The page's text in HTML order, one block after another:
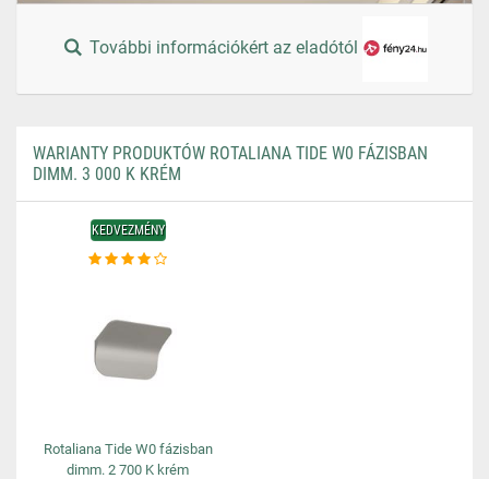
További információkért az eladótól
WARIANTY PRODUKTÓW ROTALIANA TIDE W0 FÁZISBAN
DIMM. 3 000 K KRÉM
KEDVEZMÉNY
Rotaliana Tide W0 fázisban
dimm. 2 700 K krém